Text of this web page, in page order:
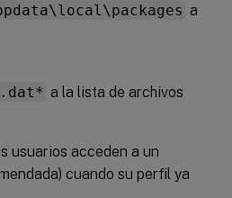
a
a la lista de archivos
usuarios acceden a un
cuando su perfil ya